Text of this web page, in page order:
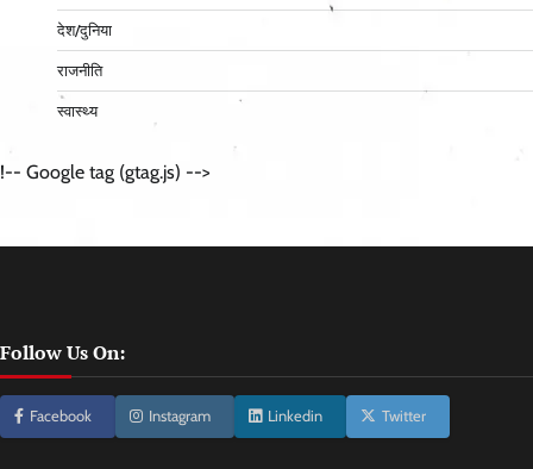
देश/दुनिया
राजनीति
स्वास्थ्य
!-- Google tag (gtag.js) -->
Follow Us On:
Facebook Instagram Linkedin Twitter